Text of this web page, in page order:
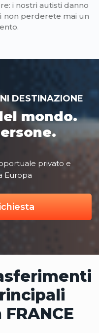
i nostri autisti danno
non perderete mai un
DESTINAZIONE
mondo.
privato e
Europa